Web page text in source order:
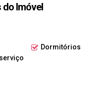
🌟
do Imóvel
Dormitórios